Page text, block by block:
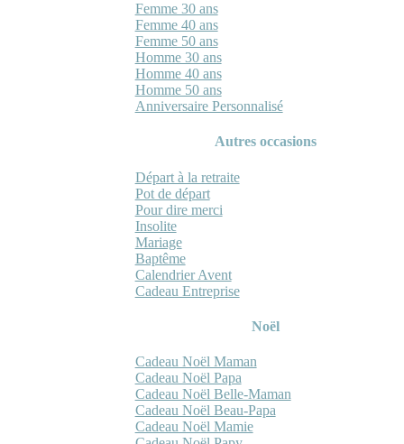
Femme 30 ans
Femme 40 ans
Femme 50 ans
Homme 30 ans
Homme 40 ans
Homme 50 ans
Anniversaire Personnalisé
Autres occasions
Départ à la retraite
Pot de départ
Pour dire merci
Insolite
Mariage
Baptême
Calendrier Avent
Cadeau Entreprise
Noël
Cadeau Noël Maman
Cadeau Noël Papa
Cadeau Noël Belle-Maman
Cadeau Noël Beau-Papa
Cadeau Noël Mamie